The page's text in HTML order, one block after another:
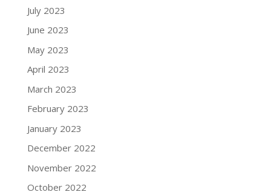
July 2023
June 2023
May 2023
April 2023
March 2023
February 2023
January 2023
December 2022
November 2022
October 2022